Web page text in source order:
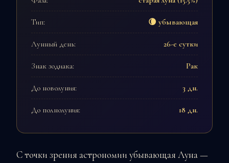
Тип: 🌘 убывающая
Лунный день: 26-е сутки
Знак зодиака: Рак
До новолуния: 3 дн.
До полнолуния: 18 дн.
С точки зрения астрономии убывающая Луна —